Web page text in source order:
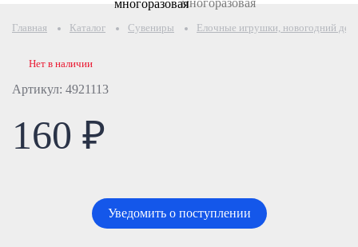
Главная Каталог Сувениры Елочные игрушки, новогодний
Артикул: 4921113
Нет в наличии
160 ₽
Уведомить о поступлении